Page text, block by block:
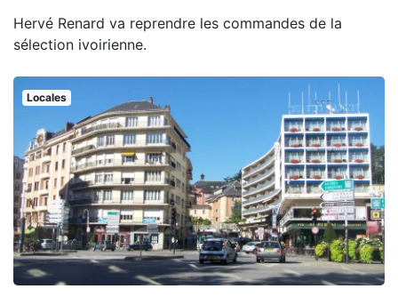
Hervé Renard va reprendre les commandes de la
sélection ivoirienne.
Locales